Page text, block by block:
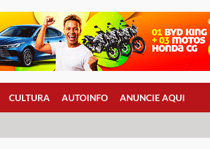
CULTURA AUTOINFO ANUNCIE AQUI